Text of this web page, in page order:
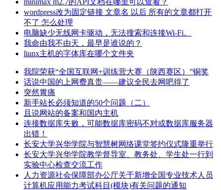
wordpress改为固定链接 文章名 以后 所有的文章都打开
不了 怎么处理
电脑缺少无线网卡驱动，无法搜索和连接Wi-Fi。
我命由我不由天，最早是谁说的？
liunx主机的字体库在哪个文件夹
我院荣获“全国互联网+训练营大赛（陕西赛区）”铜奖
话说中国的上网费真贵——建议全民去网吧得了
突然胃痛
新手站长必须知道的50个问题（二）
且说网站的备案和国内主机
连接数据库失败，可能数据库密码不对或数据库服务器
出错！
长安大学兴华学院与智慧树网络课堂签约仪式隆重举行
长安大学兴华学院教学督导室、教务处、学生处一行到
实验中心检查交流工作
人力资源社会保障部办公厅关于新增全国专业技术人员
计算机应用能力考试科目(模块)有关问题的通知